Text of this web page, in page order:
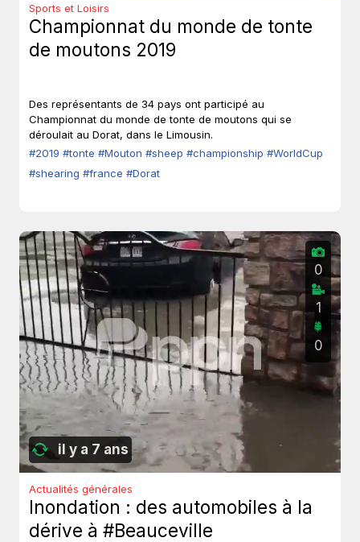
Sports et Loisirs
Championnat du monde de tonte
de moutons 2019
Des représentants de 34 pays ont participé au
Championnat du monde de tonte de moutons qui se
déroulait au Dorat, dans le Limousin.
#2019 #tonte #Mouton #sheep #championship #WorldCup
#shearing #france #Dorat
il y a 7 ans
0
1
0
Actualités générales
Inondation : des automobiles à la
dérive à #Beauceville